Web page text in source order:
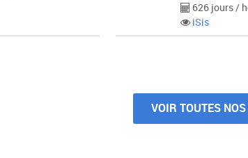
626 jours /
iSis
VOIR TOUTES